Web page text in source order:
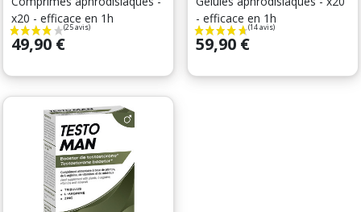
x20 - efficace en 1h
Prix
49,90 €
- efficace en 1h
Prix
59,90 €